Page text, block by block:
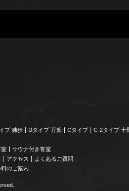
プ 独歩 Dタイプ 万葉 Cタイプ C-2タイプ 十
室
サウナ付き客室
アクセス
よくあるご質問
のご案内